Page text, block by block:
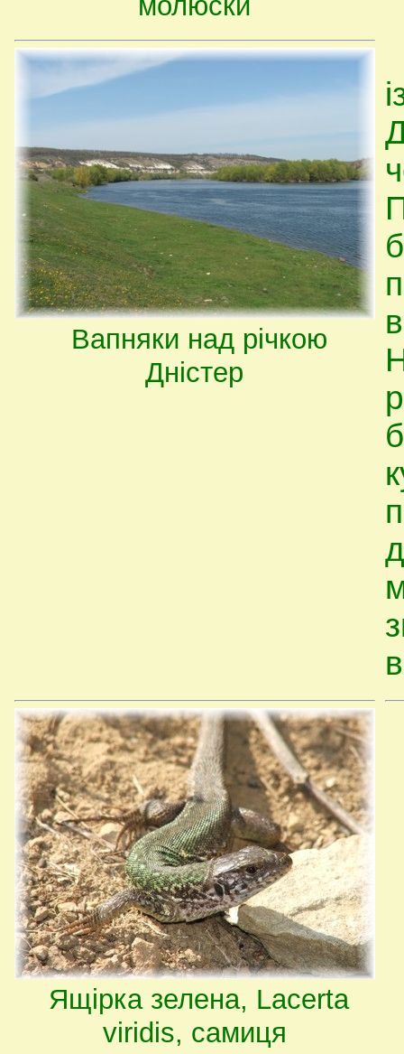
Вапняки над річкою
Дністер
Ящірка зелена, Lacerta
viridis, самиця